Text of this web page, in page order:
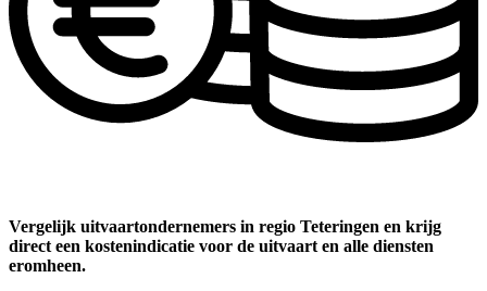
Vergelijk uitvaartondernemers in regio Teteringen en krijg
direct een kostenindicatie voor de uitvaart en alle diensten
eromheen.